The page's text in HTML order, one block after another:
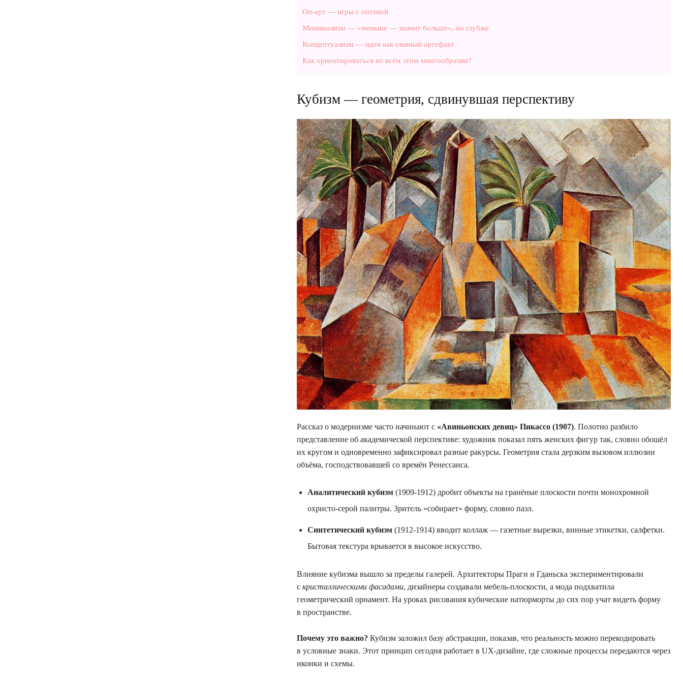
Оп‑арт — игры с оптикой
Минимализм — «меньше — значит больше», но глубже
Концептуализм — идея как главный артефакт
Как ориентироваться во всём этом многообразии?
Кубизм — геометрия, сдвинувшая перспективу
Рассказ о модернизме часто начинают с «Авиньонских девиц» Пикассо (1907). Полотно разбило
представление об академической перспективе: художник показал пять женских фигур так, словно обошёл
их кругом и одновременно зафиксировал разные ракурсы. Геометрия стала дерзким вызовом иллюзии
объёма, господствовавшей со времён Ренессанса.
Аналитический кубизм (1909‑1912) дробит объекты на гранёные плоскости почти монохромной
охристо‑серой палитры. Зритель «собирает» форму, словно пазл.
Синтетический кубизм (1912‑1914) вводит коллаж — газетные вырезки, винные этикетки, салфетки.
Бытовая текстура врывается в высокое искусство.
Влияние кубизма вышло за пределы галерей. Архитекторы Праги и Гданьска экспериментировали
с кристаллическими фасадами, дизайнеры создавали мебель‑плоскости, а мода подхватила
геометрический орнамент. На уроках рисования кубические натюрморты до сих пор учат видеть форму
в пространстве.
Почему это важно? Кубизм заложил базу абстракции, показав, что реальность можно перекодировать
в условные знаки. Этот принцип сегодня работает в UX‑дизайне, где сложные процессы передаются через
иконки и схемы.